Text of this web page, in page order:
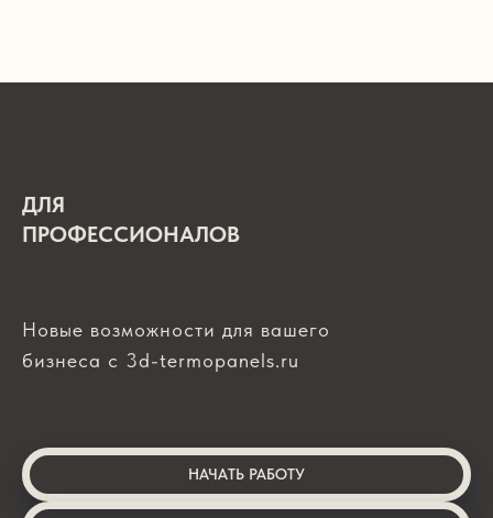
ДЛЯ
ПРОФЕССИОНАЛОВ
Новые возможности для вашего
бизнеса с 3d-termopanels.ru
НАЧАТЬ РАБОТУ